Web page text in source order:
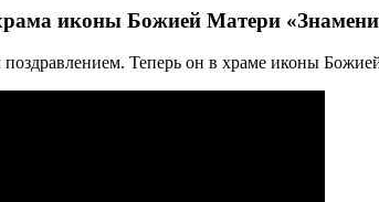
иконы Божией Матери
Теперь он в храме иконы